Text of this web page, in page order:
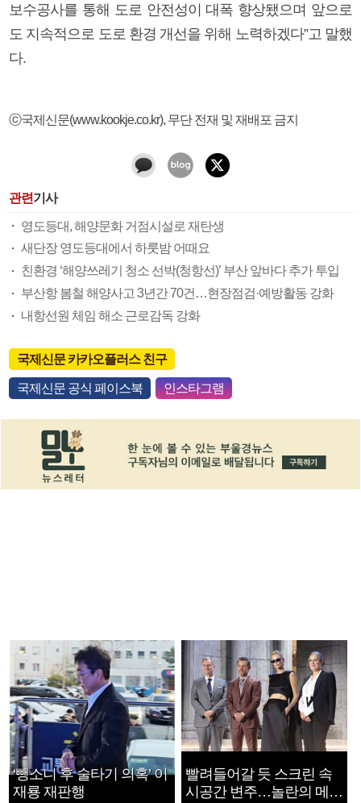
보수공사를 통해 도로 안전성이 대폭 향상됐으며 앞으로
도 지속적으로 도로 환경 개선을 위해 노력하겠다”고 말했
다.
ⓒ국제신문(www.kookje.co.kr), 무단 전재 및 재배포 금지
관련기사
영도등대, 해양문화 거점시설로 재탄생
새단장 영도등대에서 하룻밤 어때요
친환경 ‘해양쓰레기 청소 선박(청항선)’ 부산 앞바다 추가 투입
부산항 봄철 해양사고 3년간 70건…현장점검·예방활동 강화
내항선원 체임 해소 근로감독 강화
국제신문 카카오플러스 친구
국제신문 공식 페이스북 인스타그램
‘뺑소니 후 술타기 의혹’ 이
재룡 재판행
빨려들어갈 듯 스크린 속
시공간 변주…놀란의 메시